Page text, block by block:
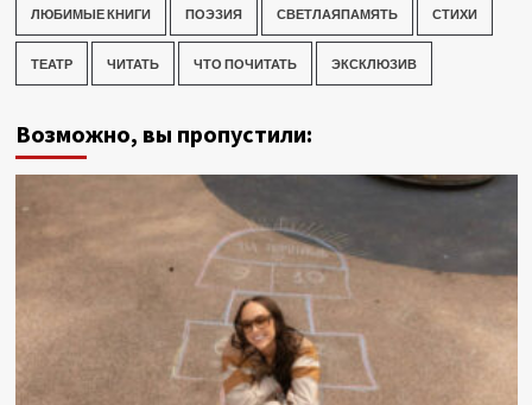
ЛЮБИМЫЕ КНИГИ ПОЭЗИЯ СВЕТЛАЯПАМЯТЬ СТИХИ
ТЕАТР ЧИТАТЬ ЧТО ПОЧИТАТЬ ЭКСКЛЮЗИВ
Возможно, вы пропустили: